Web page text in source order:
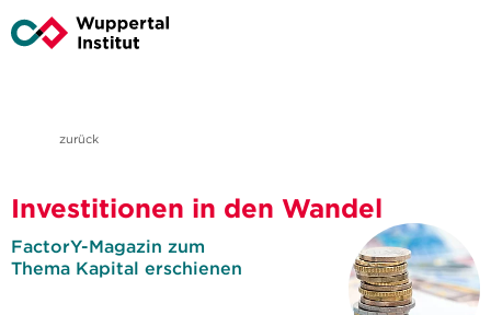
zurück
Investitionen in den Wandel
FactorY-Magazin zum
Thema Kapital erschienen